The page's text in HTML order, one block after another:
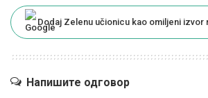
Dodaj Zelenu učionicu kao omiljeni izvor
Напишите одговор